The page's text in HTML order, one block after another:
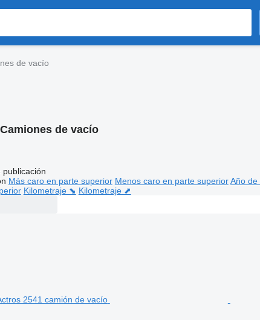
de vacío
Camiones de vacío
publicación
Más caro en parte superior Menos caro en parte superior Año de
Kilometraje ⬊ Kilometraje ⬈